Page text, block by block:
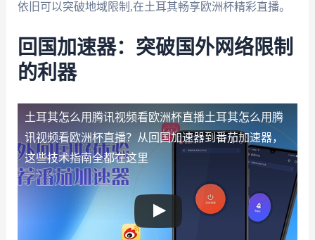
依旧可以突破地域限制,在土耳其畅享欧洲杯精彩直播。
回国加速器：突破国外网络限制
的利器
土耳其怎么用腾讯视频看欧洲杯直播土耳其怎么用腾
讯视频看欧洲杯直播？从回国加速器到番茄加速器，
这些技术指南全都在这里